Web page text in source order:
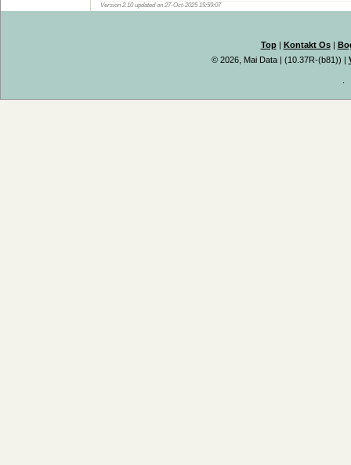
Version 2.10 updated on 27-Oct-2025 19:59:07
Top| Kontakt Os |
© 2026, Mai Data| (10.37R-(b81)) |